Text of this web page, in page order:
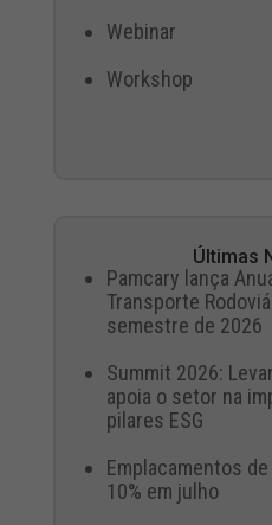
Webinar
Workshop
Últimas
Pamcary lança
Transporte
semestre de 2026
Summit 2026:
apoia o setor na
pilares ESG
Emplacamentos
10% em julho